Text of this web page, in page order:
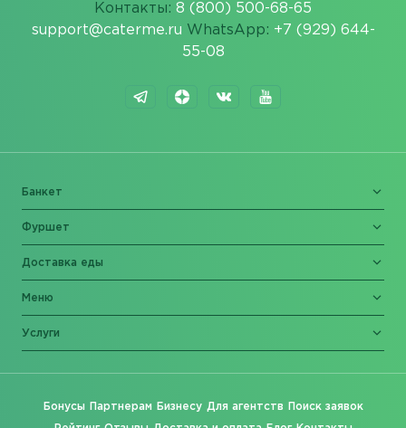
Контакты: 8 (800) 500-68-65
support@caterme.ru WhatsApp: +7 (929) 644-
55-08
Банкет
Фуршет
Доставка еды
Меню
Услуги
Бонусы Партнерам Бизнесу Для агентств Поиск заявок